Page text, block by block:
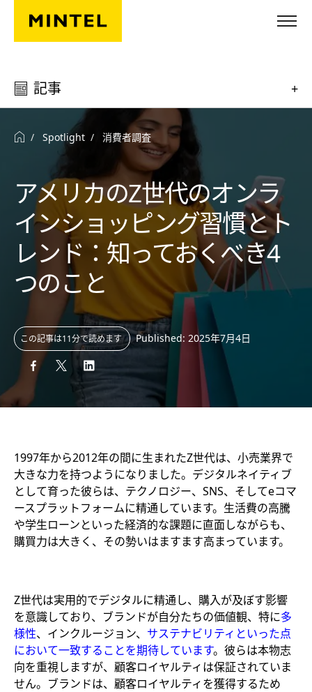
Skip to main content
記事 +
Spotlight 消費者調査
アメリカのZ世代のオンラ
インショッピング習慣とト
レンド：知っておくべき4
つのこと
この記事は11分で読めます Published: 2025年7月4日
1997年から2012年の間に生まれたZ世代は、小売業界で
大きな力を持つようになりました。デジタルネイティブ
として育った彼らは、テクノロジー、SNS、そしてeコマ
ースプラットフォームに精通しています。生活費の高騰
や学生ローンといった経済的な課題に直面しながらも、
購買力は大きく、その勢いはますます高まっています。
Z世代は実用的でデジタルに精通し、購入が及ぼす影響
を意識しており、ブランドが自分たちの価値観、特に多
様性、インクルージョン、 サステナビリティといった点
において一致することを期待しています。彼らは本物志
向を重視しますが、顧客ロイヤルティは保証されていま
せん。ブランドは、顧客ロイヤルティを獲得するため